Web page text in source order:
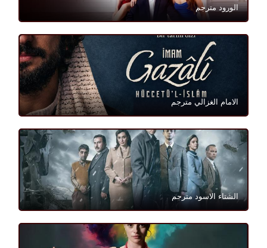
الورود مترجم
الامام الغزالي مترجم
الشتاء الاسود مترجم